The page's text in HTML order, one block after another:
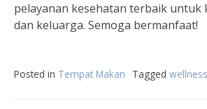
pelayanan kesehatan terbaik untuk
dan keluarga. Semoga bermanfaat!
Posted in Tempat Makan Tagged